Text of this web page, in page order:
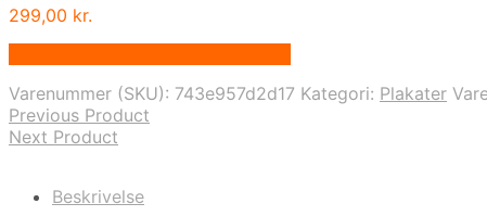
299,00 kr.
Varenummer (SKU): 743e957d2d17 Kategori: Plakater
Previous Product
Next Product
Beskrivelse